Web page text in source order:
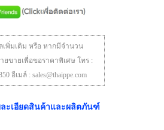
พิ่มเติม หรือ หากมีจำนวน
ขายเพื่อขอราคาพิเศษ โทร :
อีเมล์ : sales@thaippe.com
ะเอียดสินค้าและผลิตภันฑ์